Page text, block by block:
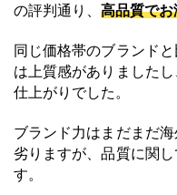
の評判通り、 高品質で
同じ価格帯のブランド
は上質感がありました
仕上がりでした。
ブランド力はまだまだ
劣りますが、品質に関
す。